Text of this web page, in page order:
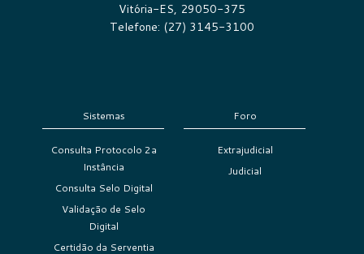
Vitória-ES, 29050-375
Telefone: (27) 3145-3100
Sistemas
Consulta Protocolo 2a
Instância
Consulta Selo Digital
Validação de Selo
Digital
Certidão da Serventia
Foro
Extrajudicial
Judicial